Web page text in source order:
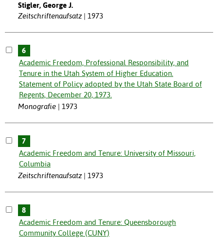
Stigler, George J.
Zeitschriftenaufsatz
1973
6
Academic Freedom, Professional Responsibility, and
Tenure in the Utah System of Higher Education.
Statement of Policy adopted by the Utah State Board of
Regents, December 20, 1973.
Monografie
1973
7
Academic Freedom and Tenure: University of Missouri,
Columbia
Zeitschriftenaufsatz
1973
8
Academic Freedom and Tenure: Queensborough
Community College (CUNY)